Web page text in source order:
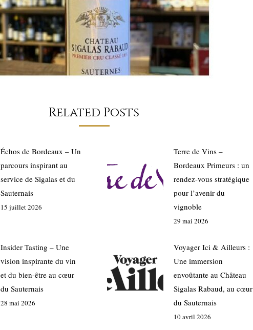
Related Posts
Échos de Bordeaux – Un
parcours inspirant au
service de Sigalas et du
Sauternais
15 juillet 2026
Terre de Vins –
Bordeaux Primeurs : un
rendez-vous stratégique
pour l’avenir du
vignoble
29 mai 2026
Insider Tasting – Une
vision inspirante du vin
et du bien-être au cœur
du Sauternais
28 mai 2026
Voyager Ici & Ailleurs :
Une immersion
envoûtante au Château
Sigalas Rabaud, au cœur
du Sauternais
10 avril 2026